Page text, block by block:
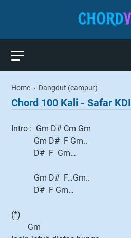
Home › Dangdut (campur)
Chord 100 Kali - Safar KDI
Intro : Gm D# Cm Gm
Gm D# F Gm..
D# F Gm…
Gm D# F…Gm..
D# F Gm…
(*)
Gm